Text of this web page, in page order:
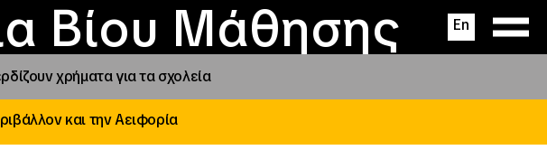
Βίου Μάθησης En
δράσεις
χρήματα για τα σχολεία
και την Αειφορία